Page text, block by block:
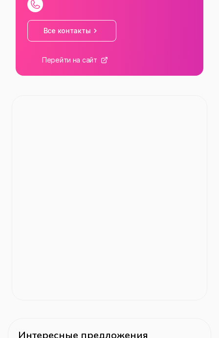
Все контакты
Перейти на сайт
Интересные предложения